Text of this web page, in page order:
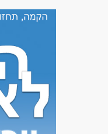
כללי /ללא הכשרה - עובד/
לא נדרש ניסיון
משרה מלאה
דוברי
ללא עבר פלילי